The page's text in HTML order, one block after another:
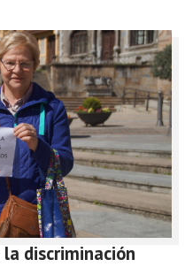
discriminación